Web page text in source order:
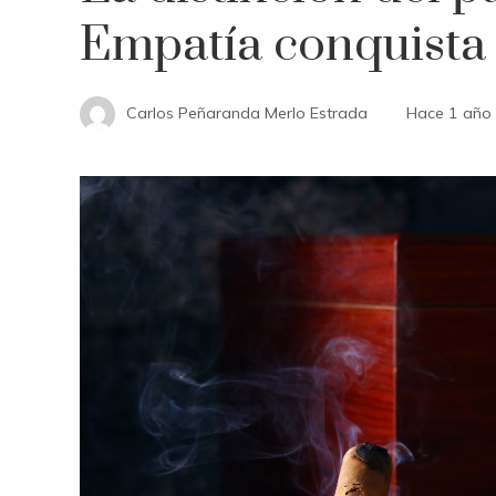
Empatía conquista
Carlos Peñaranda Merlo Estrada Hace 1 año